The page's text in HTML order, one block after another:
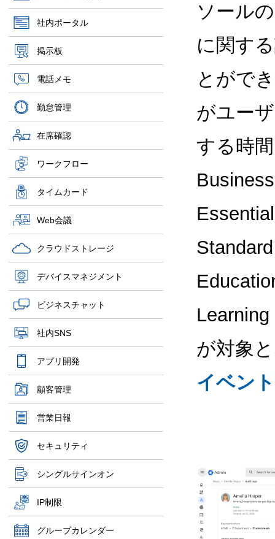
社内ポータル
掲示板
電話メモ
勤怠管理
在席確認
ワークフロー
タイムカード
Web会議
クラウドストレージ
デバイスマネジメント
ビジネスチャット
社内SNS
アプリ開発
顧客管理
営業日報
セキュリティ
シングルサインオン
IP制限
グループカレンダー
ソール
に関す
とがで
がユー
する時
が対象
イベン